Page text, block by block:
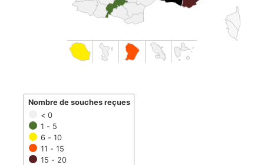
< 0
1 - 5
6 - 10
11 - 15
15 - 20
Nombre de souches reçues